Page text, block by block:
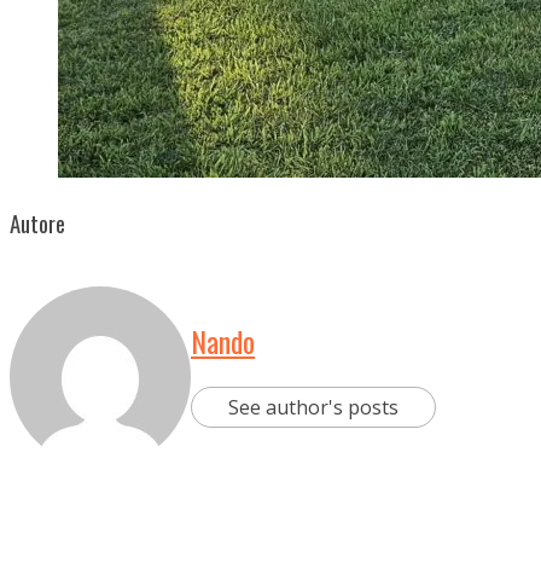
Autore
Nando
See author's posts